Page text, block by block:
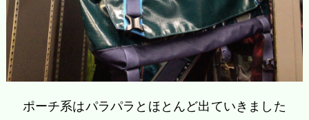
ポーチ系はパラパラとほとんど出ていきました